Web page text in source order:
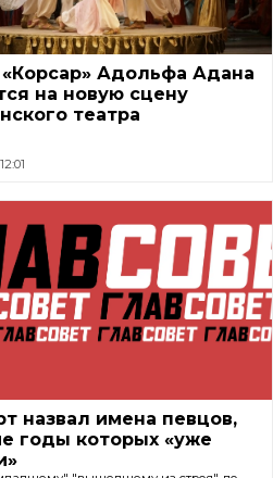
«Корсар» Адольфа Адана
на новую сцену
театра
назвал имена певцов,
годы которых «уже